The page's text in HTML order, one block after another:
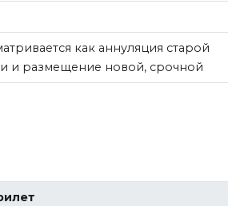
как аннуляция старой
и размещение новой, срочной